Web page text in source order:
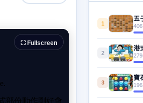
⛶ Fullscreen
1
五
2
港
3
寶